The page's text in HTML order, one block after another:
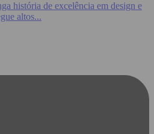
história de excelência em design e
altos...